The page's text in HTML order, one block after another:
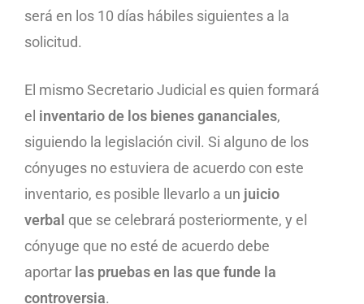
será en los 10 días hábiles siguientes a la
solicitud.
El mismo Secretario Judicial es quien formará
el inventario de los bienes gananciales,
siguiendo la legislación civil. Si alguno de los
cónyuges no estuviera de acuerdo con este
inventario, es posible llevarlo a un juicio
verbal que se celebrará posteriormente, y el
cónyuge que no esté de acuerdo debe
aportar las pruebas en las que funde la
controversia.